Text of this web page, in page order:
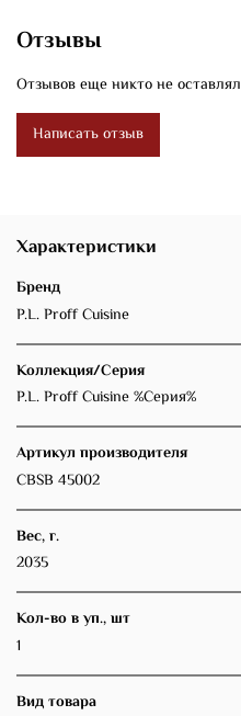
Отзывы
Отзывов еще никто не оставлял
Написать отзыв
Характеристики
Бренд
P.L. Proff Cuisine
Коллекция/Серия
P.L. Proff Cuisine %Серия%
Артикул производителя
CBSB 45002
Вес, г.
2035
Кол-во в уп., шт
1
Вид товара